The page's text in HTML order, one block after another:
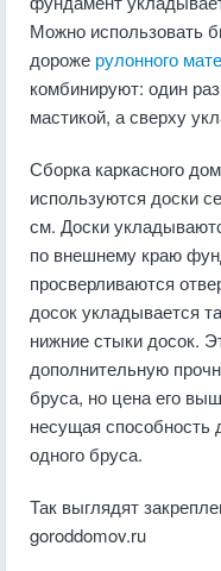
Можно использовать
дороже рулонного
комбинируют: один
мастикой, а сверху
Сборка каркасного
используются доски
см. Доски
по внешнему краю
просверливаются
досок укладывается
нижние стыки досок.
дополнительную
бруса, но цена его
несущая
одного бруса.
Так выглядят
goroddomov.ru